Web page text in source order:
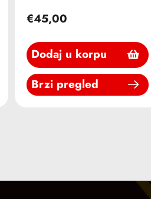
€45,00
Dodaj u korpu
Brzi pregled